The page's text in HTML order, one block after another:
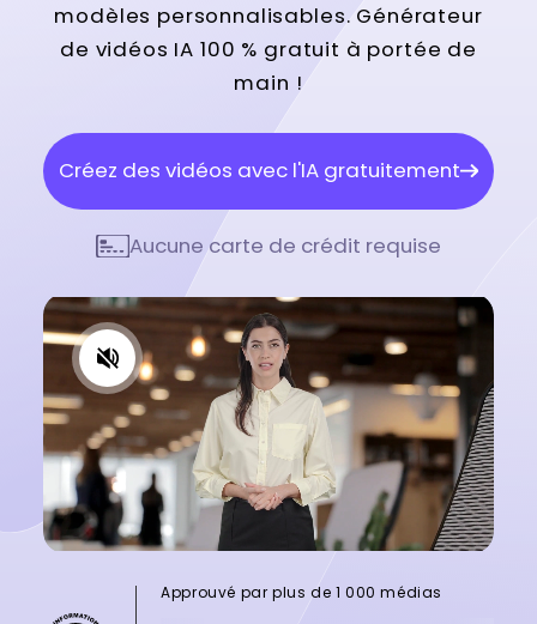
modèles personnalisables. Générateur
de vidéos IA 100 % gratuit à portée de
main !
Créez des vidéos avec l'IA gratuitement
Aucune carte de crédit requise
Approuvé par plus de 1 000 médias